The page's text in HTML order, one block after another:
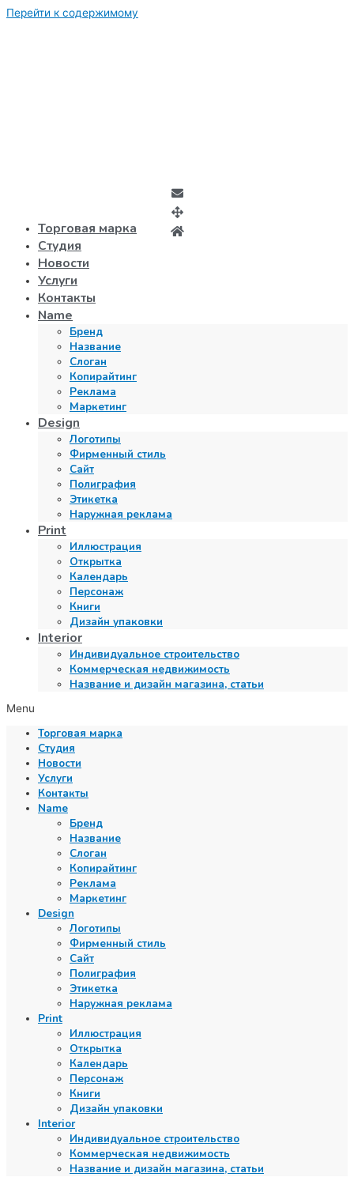
Перейти к содержимому
Торговая марка
Студия
Новости
Услуги
Контакты
Name
Бренд
Название
Слоган
Копирайтинг
Реклама
Маркетинг
Design
Логотипы
Фирменный стиль
Сайт
Полиграфия
Этикетка
Наружная реклама
Print
Иллюстрация
Открытка
Календарь
Персонаж
Книги
Дизайн упаковки
Interior
Индивидуальное строительство
Коммерческая недвижимость
Название и дизайн магазина, статьи
Menu
Торговая марка
Студия
Новости
Услуги
Контакты
Name
Бренд
Название
Слоган
Копирайтинг
Реклама
Маркетинг
Design
Логотипы
Фирменный стиль
Сайт
Полиграфия
Этикетка
Наружная реклама
Print
Иллюстрация
Открытка
Календарь
Персонаж
Книги
Дизайн упаковки
Interior
Индивидуальное строительство
Коммерческая недвижимость
Название и дизайн магазина, статьи